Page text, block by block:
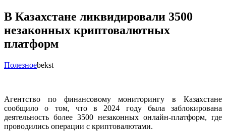
В Казахстане ликвидировали 3500
незаконных криптовалютных
платформ
Полезноеbekst
Агентство по финансовому мониторингу в Казахстане
сообщило о том, что в 2024 году была заблокирована
деятельность более 3500 незаконных онлайн-платформ, где
проводились операции с криптовалютами.